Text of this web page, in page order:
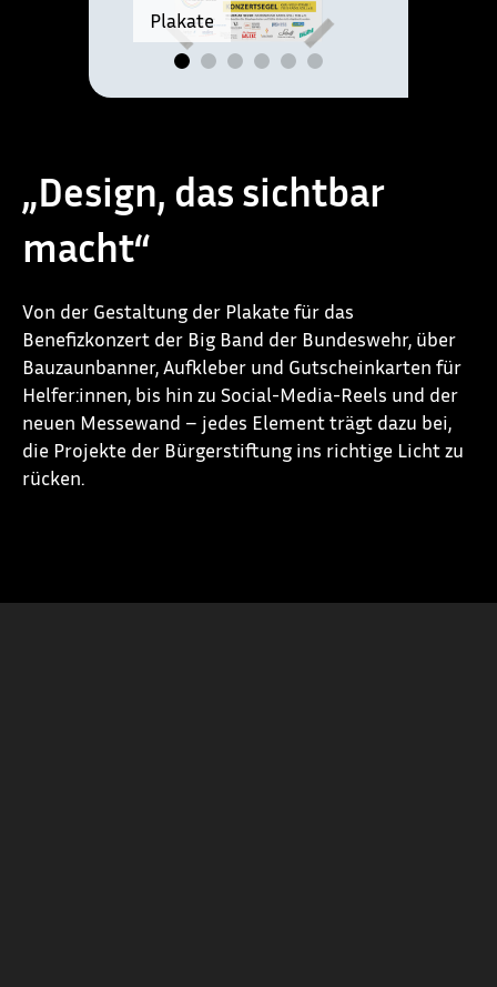
Plakate
„Design, das sichtbar
macht“
Von der Gestaltung der Plakate für das
Benefizkonzert der Big Band der Bundeswehr, über
Bauzaunbanner, Aufkleber und Gutscheinkarten für
Helfer:innen, bis hin zu Social-Media-Reels und der
neuen Messewand – jedes Element trägt dazu bei,
die Projekte der Bürgerstiftung ins richtige Licht zu
rücken.